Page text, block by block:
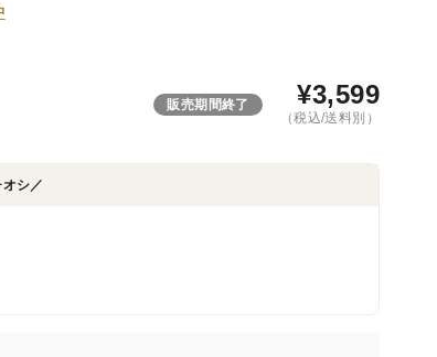
販売期間終了 ¥3,599
（税込/送料別）
シ／